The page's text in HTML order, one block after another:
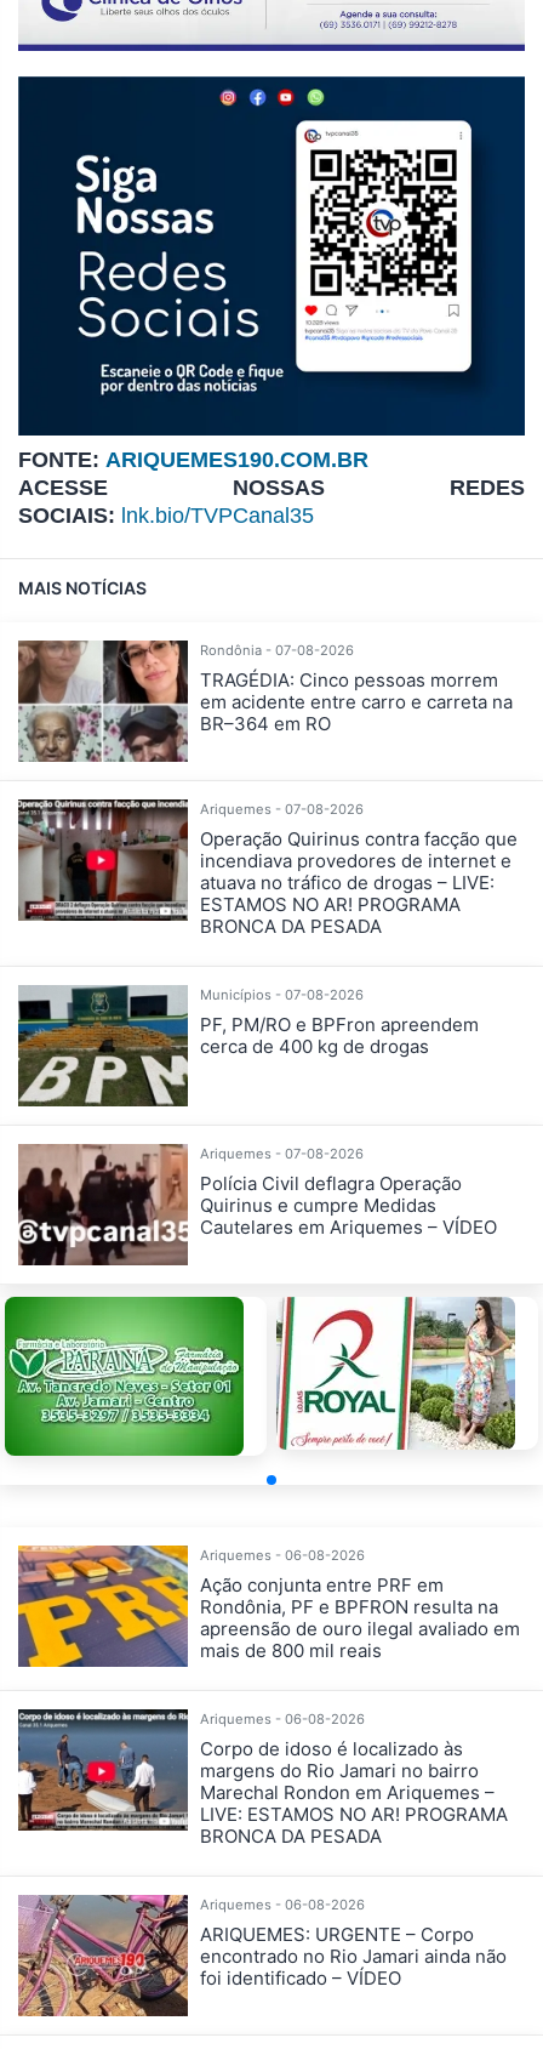
FONTE: ARIQUEMES190.COM.BR
ACESSE NOSSAS REDES
SOCIAIS: lnk.bio/TVPCanal35
MAIS NOTÍCIAS
Rondônia - 07-08-2026
TRAGÉDIA: Cinco pessoas morrem
em acidente entre carro e carreta na
BR–364 em RO
Ariquemes - 07-08-2026
Operação Quirinus contra facção que
incendiava provedores de internet e
atuava no tráfico de drogas – LIVE:
ESTAMOS NO AR! PROGRAMA
BRONCA DA PESADA
Municípios - 07-08-2026
PF, PM/RO e BPFron apreendem
cerca de 400 kg de drogas
Ariquemes - 07-08-2026
Polícia Civil deflagra Operação
Quirinus e cumpre Medidas
Cautelares em Ariquemes – VÍDEO
Ariquemes - 06-08-2026
Ação conjunta entre PRF em
Rondônia, PF e BPFRON resulta na
apreensão de ouro ilegal avaliado em
mais de 800 mil reais
Ariquemes - 06-08-2026
Corpo de idoso é localizado às
margens do Rio Jamari no bairro
Marechal Rondon em Ariquemes –
LIVE: ESTAMOS NO AR! PROGRAMA
BRONCA DA PESADA
Ariquemes - 06-08-2026
ARIQUEMES: URGENTE – Corpo
encontrado no Rio Jamari ainda não
foi identificado – VÍDEO